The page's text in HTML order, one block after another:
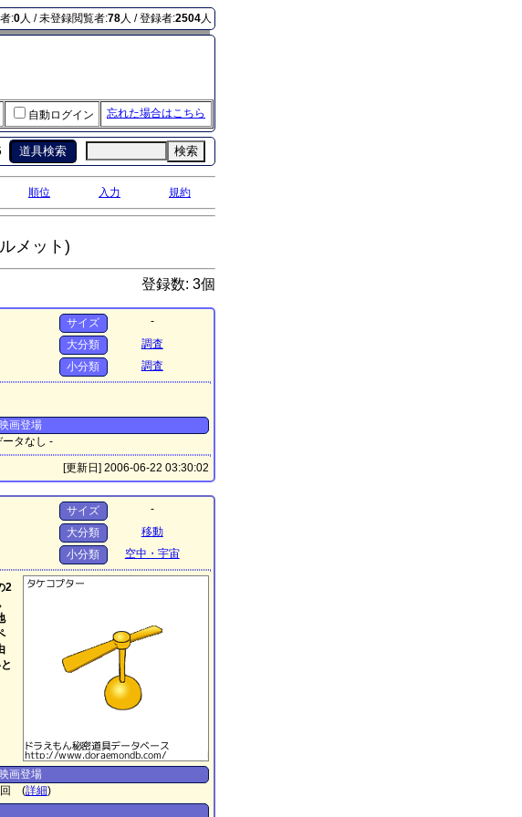
:0人 / 未登録閲覧者:78人 / 登録者:2504人
自動ログイン 忘れた場合はこちら
道具検索 検索
順位 入力 規約
メット)
登録数: 3個
サイズ
-
大分類
調査
小分類
調査
映画登場
ータなし -
[更新日] 2006-06-22 03:30:02
サイズ
-
大分類
移動
小分類
空中・宇宙
2
映画登場
回 (詳細)